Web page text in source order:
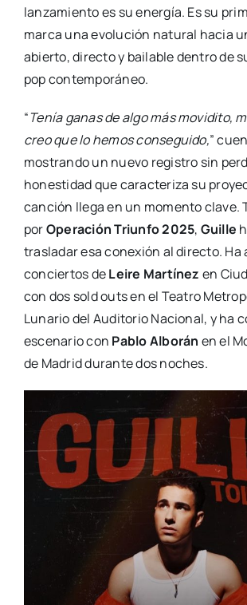
lanzamiento es su energía. Es su
marca una evolución natural hacia
abierto, directo y bailable dentro de
pop contemporáneo.
“Tenía ganas de algo más movidito,
creo que lo hemos conseguido,”
mostrando un nuevo registro sin
honestidad que caracteriza su
canción llega en un momento clave.
porOperación Triunfo 2025, Guille
trasladar esa conexión al directo. Ha
conciertos deLeire Martínez en
con dos sold outs en el Teatro
Lunario del Auditorio Nacional, y ha
escenario con Pablo Alborán en el
de Madrid durante dos noches.